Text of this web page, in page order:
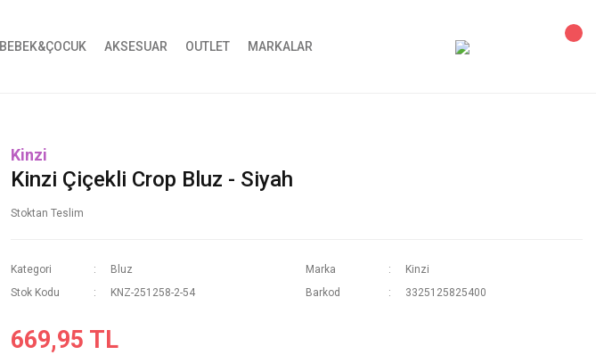
BEBEK&ÇOCUK AKSESUAR OUTLET MARKALAR
Kinzi
Kinzi Çiçekli Crop Bluz - Siyah
Stoktan Teslim
Kategori Bluz Marka
Kinzi
Stok Kodu
KNZ-251258-2-54 Barkod 3325125825400
669,95 TL